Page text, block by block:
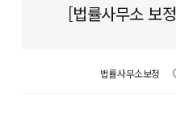
[법률사무소 보
법률사무소보정